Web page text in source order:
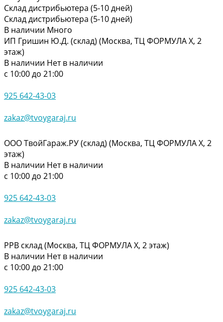
Склад дистрибьютера (5-10 дней)
Склад дистрибьютера (5-10 дней)
В наличии Много
ИП Гришин Ю.Д. (склад) (Москва, ТЦ ФОРМУЛА Х, 2
этаж)
В наличии Нет в наличии
с 10:00 до 21:00
925 642-43-03
zakaz@tvoygaraj.ru
ООО ТвойГараж.РУ (склад) (Москва, ТЦ ФОРМУЛА Х, 2
этаж)
В наличии Нет в наличии
с 10:00 до 21:00
925 642-43-03
zakaz@tvoygaraj.ru
РРВ склад (Москва, ТЦ ФОРМУЛА Х, 2 этаж)
В наличии Нет в наличии
с 10:00 до 21:00
925 642-43-03
zakaz@tvoygaraj.ru